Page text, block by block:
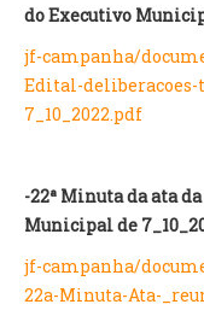
FUNDO DE APOIO AO
SUBVENÇÕES PÚBLICAS
SERVIÇOS
SECRETARIA
CANÍDEOS
CEMITÉRIO
do Executivo
jf-campanha/
Edital-
7_10_2022.pdf
-22ª Minuta da ata
Municipal de
jf-campanha/
22a-Minuta-Ata-